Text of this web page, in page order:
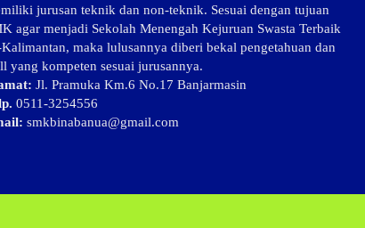
jurusan teknik dan non-teknik. Sesuai dengan tujuan
agar menjadi Sekolah Menengah Kejuruan Swasta Terbaik
Kalimantan, maka lulusannya diberi bekal pengetahuan dan
yang kompeten sesuai jurusannya.
Jl. Pramuka Km.6 No.17 Banjarmasin
0511-3254556
smkbinabanua@gmail.com